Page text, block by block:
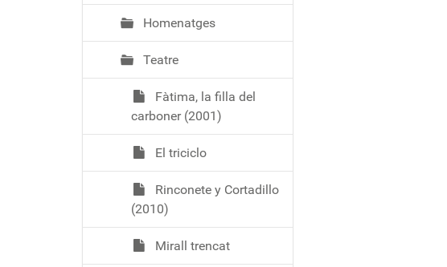
Homenatges
Teatre
Fàtima, la filla del
carboner (2001)
El triciclo
Rinconete y Cortadillo
(2010)
Mirall trencat